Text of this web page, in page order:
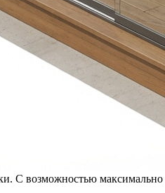
С возможностью максимально